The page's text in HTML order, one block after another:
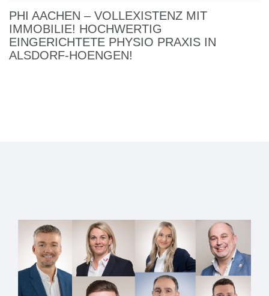
PHI AACHEN – VOLLEXISTENZ MIT
IMMOBILIE! HOCHWERTIG
EINGERICHTETE PHYSIO PRAXIS IN
ALSDORF-HOENGEN!